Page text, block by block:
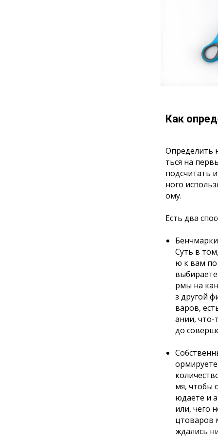
Как
Определить
ться на
подсчитать
ного
ому.
Есть два
Суть в
ю к вам по
рмы на
з другой
варов,
ании, что-
до
мя, чтобы
юдаете и
или, чего
цтоваров
ждались